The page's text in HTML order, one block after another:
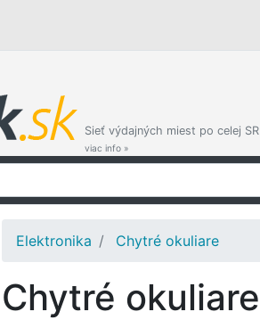
Sieť výdajných miest po celej SR
viac info »
Elektronika Chytré okuliare
Chytré okuliare